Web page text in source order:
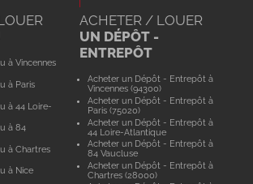
à Vincennes
à Paris
à 44 Loire-
à 84
à Chartres
à Nice
ACHETER / LOUER
UN DÉPÔT -
ENTREPÔT
Acheter un Dépôt - Entrepôt à
Vincennes (94300)
Acheter un Dépôt - Entrepôt à
Paris (75020)
Acheter un Dépôt - Entrepôt à
44 Loire-Atlantique
Acheter un Dépôt - Entrepôt à
84 Vaucluse
Acheter un Dépôt - Entrepôt à
Chartres (28000)